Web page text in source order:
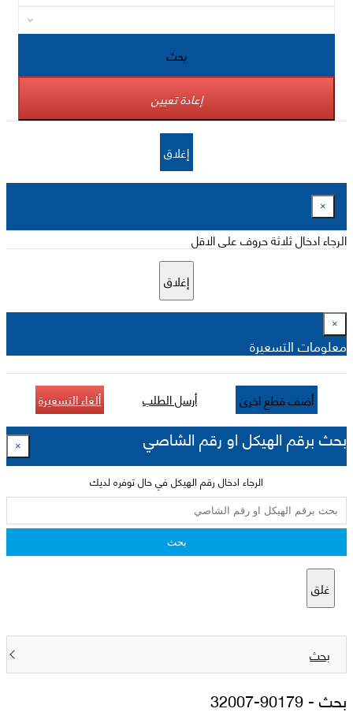
بحث
إعادة تعيين
إغلاق
×
الرجاء ادخال ثلاثة حروف على الاقل
إغلاق
×
معلومات التسعيرة
أضف قطع اخرى أرسل الطلب ألغاء التسعيرة
بحث برقم الهيكل او رقم الشاصي ×
الرجاء ادخال رقم الهيكل في حال توفره لديك
بحث
غلق
بحث
بحث -90179-32007